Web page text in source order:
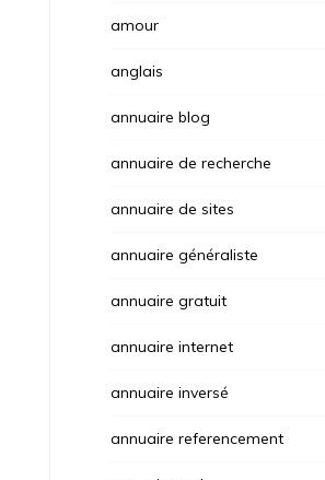
amour
anglais
annuaire blog
annuaire de recherche
annuaire de sites
annuaire généraliste
annuaire gratuit
annuaire internet
annuaire inversé
annuaire referencement